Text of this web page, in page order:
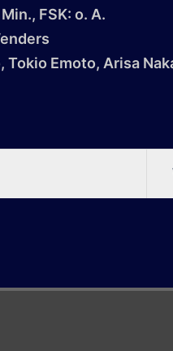
FSK: o. A.
Emoto, Arisa